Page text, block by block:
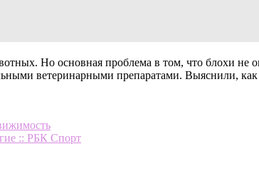
Но основная проблема в том, что блохи
ветеринарными препаратами. Выяснили, как
:: РБК Спорт